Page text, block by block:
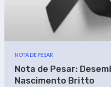
NOTA DE PESAR
Nota de Pesar:
Nascimento Britto